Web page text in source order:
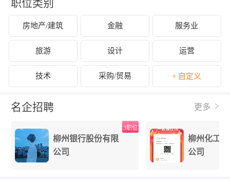
职位类别
房地产/建筑 金融 服务业
旅游 设计 运营
技术 采购/贸易 + 自定义
名企招聘 更多
柳州银行股份有限
公司
3职位
柳州化工
公司